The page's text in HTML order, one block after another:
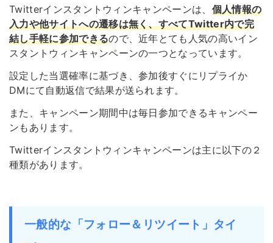
Twitterインスタントウィンキャンペーンは、 個人情報の
入力や他サイトへの遷移は無く、すべてTwitter内で完
結し手軽に参加できるので、近年とても人気の高いイン
スタントウィンキャンペーンの一つとなっています。
設定した当選確率に基づき、参加後すぐにリプライか
DMにて自動返信で結果が送られます。
また、キャンペーン期間中は毎日参加できるキャンペー
ンもあります。
Twitterインスタントウィンキャンペーンは主に以下の２
種類があります。
一般的な「フォロー＆リツイート」タイ